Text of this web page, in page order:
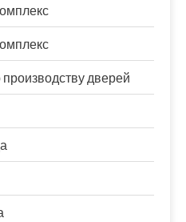
дверей